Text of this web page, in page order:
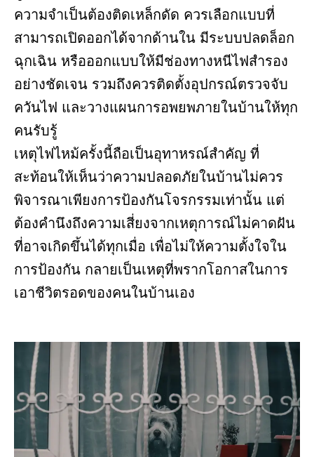
ความจำเป็นต้องติดเหล็กดัด ควรเลือกแบบที่
สามารถเปิดออกได้จากด้านใน มีระบบปลดล็อก
ฉุกเฉิน หรือออกแบบให้มีช่องทางหนีไฟสำรอง
อย่างชัดเจน รวมถึงควรติดตั้งอุปกรณ์ตรวจจับ
ควันไฟ และวางแผนการอพยพภายในบ้านให้ทุก
คนรับรู้
เหตุไฟไหม้ครั้งนี้ถือเป็นอุทาหรณ์สำคัญ ที่
สะท้อนให้เห็นว่าความปลอดภัยในบ้านไม่ควร
พิจารณาเพียงการป้องกันโจรกรรมเท่านั้น แต่
ต้องคำนึงถึงความเสี่ยงจากเหตุการณ์ไม่คาดฝัน
ที่อาจเกิดขึ้นได้ทุกเมื่อ เพื่อไม่ให้ความตั้งใจใน
การป้องกัน กลายเป็นเหตุที่พรากโอกาสในการ
เอาชีวิตรอดของคนในบ้านเอง